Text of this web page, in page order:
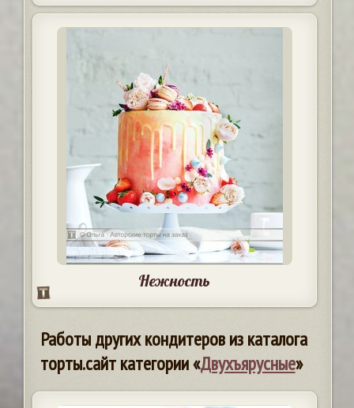
Нежность
Работы других кондитеров из каталога
торты.сайт категории «Двухъярусные»